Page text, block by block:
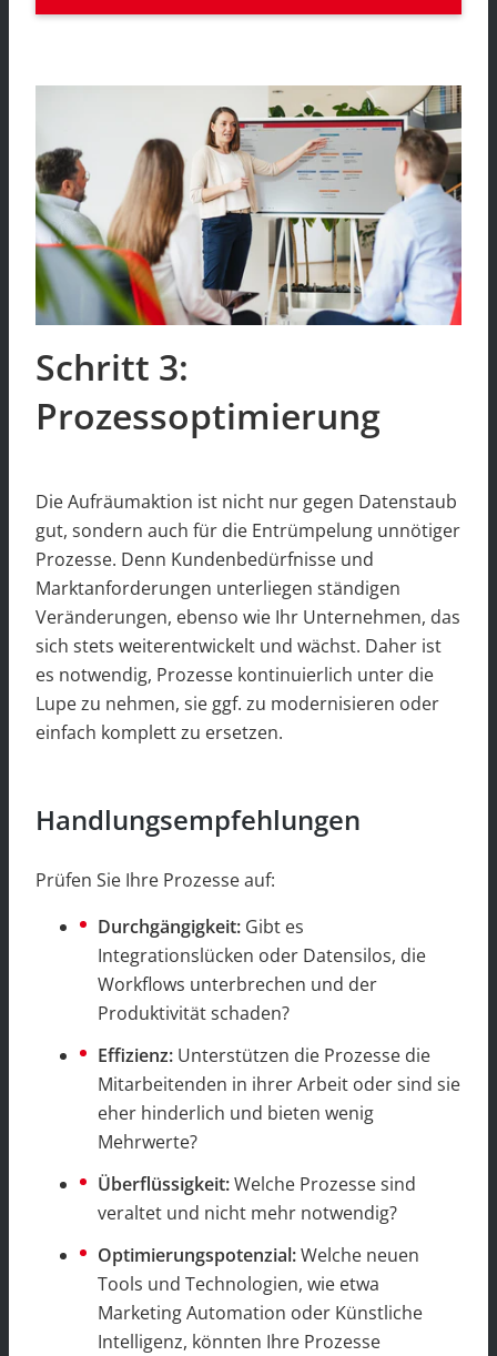
Schritt 3:
Prozessoptimierung
Die Aufräumaktion ist nicht nur gegen Datenstaub
gut, sondern auch für die Entrümpelung unnötiger
Prozesse. Denn Kundenbedürfnisse und
Marktanforderungen unterliegen ständigen
Veränderungen, ebenso wie Ihr Unternehmen, das
sich stets weiterentwickelt und wächst. Daher ist
es notwendig, Prozesse kontinuierlich unter die
Lupe zu nehmen, sie ggf. zu modernisieren oder
einfach komplett zu ersetzen.
Handlungsempfehlungen
Prüfen Sie Ihre Prozesse auf:
Durchgängigkeit: Gibt es
Integrationslücken oder Datensilos, die
Workflows unterbrechen und der
Produktivität schaden?
Effizienz: Unterstützen die Prozesse die
Mitarbeitenden in ihrer Arbeit oder sind sie
eher hinderlich und bieten wenig
Mehrwerte?
Überflüssigkeit:Welche Prozesse sind
veraltet und nicht mehr notwendig?
Optimierungspotenzial:Welche neuen
Tools und Technologien, wie etwa
Marketing Automation oder Künstliche
Intelligenz, könnten Ihre Prozesse